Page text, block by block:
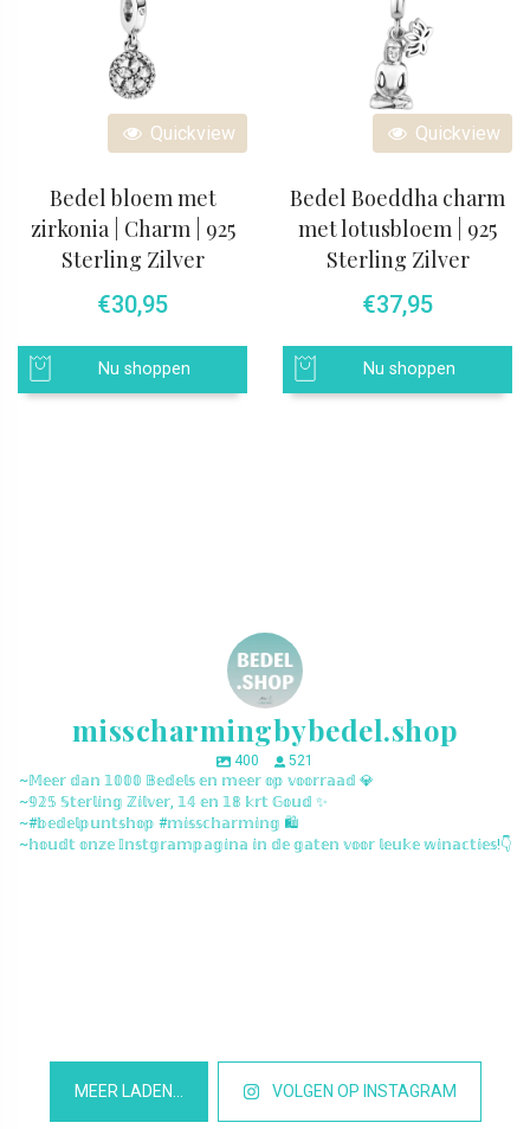
Quickview
Bedel bloem met
zirkonia | Charm | 925
Sterling Zilver
€30,95
Nu shoppen
Quickview
Bedel Boeddha charm
met lotusbloem | 925
Sterling Zilver
€37,95
Nu shoppen
misscharmingbybedel.shop
400
521
~𝕄𝕖𝕖𝕣 𝕕𝕒𝕟 𝟙𝟘𝟘𝟘 𝔹𝕖𝕕𝕖𝕝𝕤 𝕖𝕟 𝕞𝕖𝕖𝕣 𝕠𝕡 𝕧𝕠𝕠𝕣𝕣𝕒𝕒𝕕 💎
~𝟡𝟚𝟝 𝕊𝕥𝕖𝕣𝕝𝕚𝕟𝕘 ℤ𝕚𝕝𝕧𝕖𝕣, 𝟙𝟜 𝕖𝕟 𝟙𝟠 𝕜𝕣𝕥 𝔾𝕠𝕦𝕕 ✨
~#𝕓𝕖𝕕𝕖𝕝𝕡𝕦𝕟𝕥𝕤𝕙𝕠𝕡 #𝕞𝕚𝕤𝕤𝕔𝕙𝕒𝕣𝕞𝕚𝕟𝕘 🛍️
~𝕙𝕠𝕦𝕕𝕥 𝕠𝕟𝕫𝕖 𝕀𝕟𝕤𝕥𝕘𝕣𝕒𝕞𝕡𝕒𝕘𝕚𝕟𝕒 𝕚𝕟 𝕕𝕖 𝕘𝕒𝕥𝕖𝕟 𝕧𝕠𝕠𝕣 𝕝𝕖𝕦𝕜𝕖 𝕨𝕚𝕟𝕒𝕔𝕥𝕚𝕖𝕤!👇
MEER LADEN… VOLGEN OP INSTAGRAM